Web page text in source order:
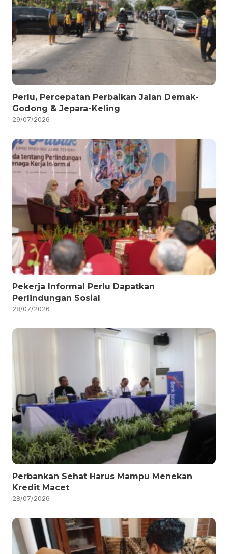
Perlu, Percepatan Perbaikan Jalan Demak-
Godong & Jepara-Keling
29/07/2026
Pekerja Informal Perlu Dapatkan
Perlindungan Sosial
28/07/2026
Perbankan Sehat Harus Mampu Menekan
Kredit Macet
28/07/2026